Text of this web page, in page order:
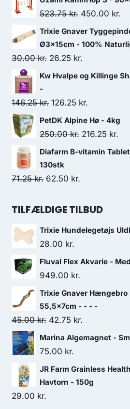
523.75kr. Den
oprindelige
pris
var:
523.75 kr..
450.00 kr.
Trixie Gnaver
Ø3x15cm - 100%
30.00kr. Den
oprindelige
var:
30.00 kr..
26.25 kr.
aktuelle
er:
26.25 kr..
Kw Hvalpe og Killinge
-
146.25kr. Den
oprindelige
pris
146.25 kr..
126.25 kr.
aktuelle
pris
PetDK Alpine Hø - 4kg
250.00kr. Den
oprindelige
216.25 kr.
Diafarm B-vitamin
130stk
71.25kr. Den
pris
71.25 kr..
62.50 kr.
pris
62.50 kr..
TILFÆLDIGE TILBUD
Trixie Hundelegetøjs
28.00 kr.
Fluval Flex Akvarie -
949.00 kr.
Trixie Gnaver
55,5x7cm - - - -
45.00kr. Den
oprindelige
pris
45.00 kr..
42.75 kr.
aktuelle
42.75 kr..
Marina Algemagnet -
75.00 kr.
JR Farm Grainless
Havtorn - 150g
29.00 kr.